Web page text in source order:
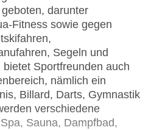
darunter
Fitness sowie gegen
Segeln und
Sportfreunden auch
nämlich ein
Billard, Darts, Gymnastik
verschiedene
Sauna, Dampfbad,